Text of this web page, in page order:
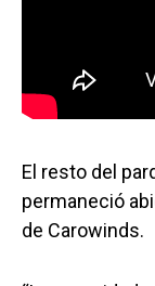
El resto del
permaneció
de Carowinds.